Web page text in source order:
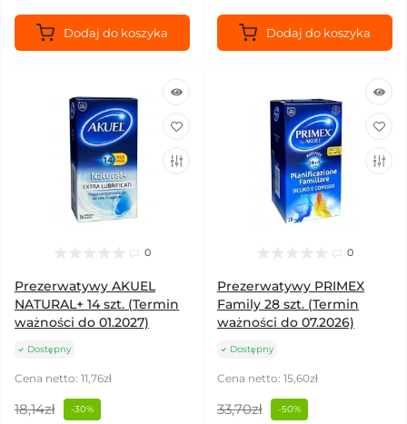
Dodaj do koszyka Dodaj do koszyka
0
Prezerwatywy AKUEL
NATURAL+ 14 szt. (Termin
ważności do 01.2027)
Dostępny
Cena netto: 11,76zł
18,14zł -30%
0
Prezerwatywy PRIMEX
Family 28 szt. (Termin
ważności do 07.2026)
Dostępny
Cena netto: 15,60zł
33,70zł -50%